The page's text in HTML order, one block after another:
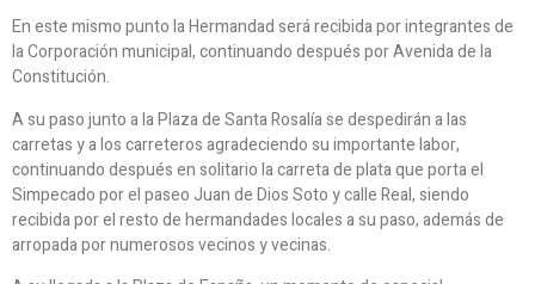
En este mismo punto la Hermandad será recibida por integrantes de
la Corporación municipal, continuando después por Avenida de la
Constitución.
A su paso junto a la Plaza de Santa Rosalía se despedirán a las
carretas y a los carreteros agradeciendo su importante labor,
continuando después en solitario la carreta de plata que porta el
Simpecado por el paseo Juan de Dios Soto y calle Real, siendo
recibida por el resto de hermandades locales a su paso, además de
arropada por numerosos vecinos y vecinas.